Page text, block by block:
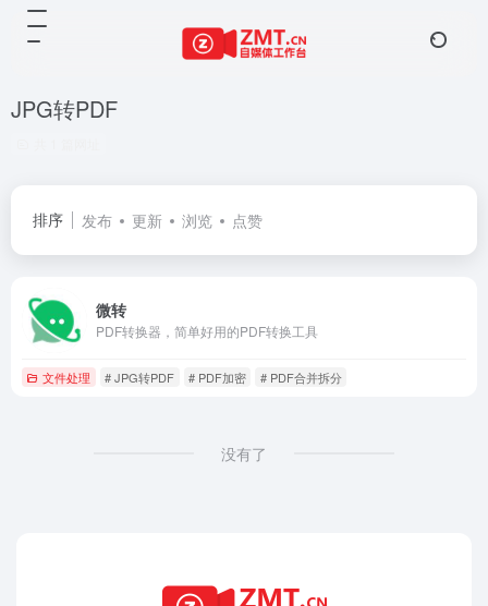
JPG转PDF
排序 发布 更新 浏览 点赞
微转
PDF转换器，简单好用的PDF转换工具
文件处理 # JPG转PDF # PDF加密 # PDF合并拆分
没有了